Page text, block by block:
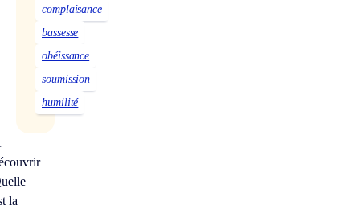
complaisance
bassesse
obéissance
soumission
humilité
la